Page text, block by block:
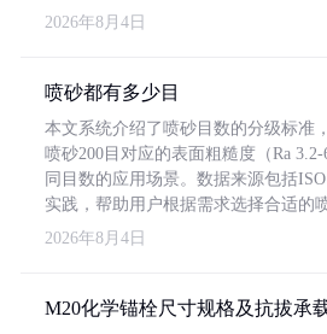
2026年8月4日
喷砂都有多少目
本文系统介绍了喷砂目数的分级标准
喷砂200目对应的表面粗糙度（Ra
同目数的应用场景。数据来源包括
实践，帮助用户根据需求选择合适的
2026年8月4日
M20化学锚栓尺寸规格及抗拔承